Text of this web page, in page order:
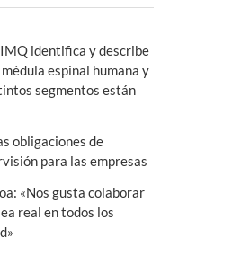
identifica y describe
espinal humana y
segmentos están
obligaciones de
para las empresas
«Nos gusta colaborar
real en todos los